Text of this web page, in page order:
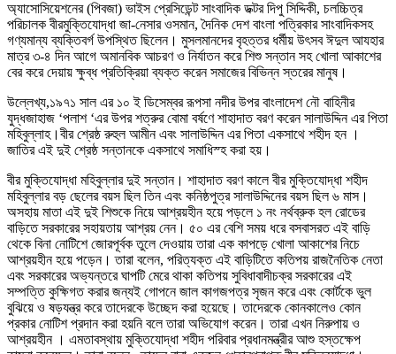
অ্যাসোসিয়েশনের (পিবজা) ভাইস প্রেসিডেন্ট সাংবাদিক ডক্টর দিপু সিদ্দিকী, চলচ্চিত্র
পরিচালক বীরমুক্তিযোদ্ধা জা-নেসার ওসমান, দৈনিক দেশ বাংলা পত্রিকার সাংবাদিকসহ
গণ্যমান্য ব্যক্তিবর্গ উপস্থিত ছিলেন। মুসলমানদের বৃহত্তর ধর্মীয় উৎসব ঈদুল আযহার
মাত্র ৩-৪ দিন আগে অমানবিক আচরণ ও নির্যাতন করে শিশু সন্তান সহ খোলা আকাশের
বের করে দেয়ায় ক্ষুব্ধ প্রতিক্রিয়া ব্যক্ত করেন সমাজের বিভিন্ন স্তরের মানুষ।
উল্লেখ্য,১৯৭১ সাল এর ১০ ই ডিসেম্বর রূপসা নদীর উপর বাংলাদেশ নৌ বাহিনীর
যুদ্ধজাহাজ ‘পলাশ ‘এর উপর শত্রুর বোমা বর্ষণে শাহাদাত বরণ করেন সালাউদ্দিন এর পিতা
মহিবুল্লাহ।বীর শ্রেষ্ঠ রুহুল আমীন এবং সালাউদ্দিন এর পিতা একসাথে শহীদ হন ।
জাতির এই দুই শ্রেষ্ঠ সন্তানকে একসাথে সমাধিস্হ করা হয়।
বীর মুক্তিযোদ্ধা মহিবুল্লার দুই সন্তান। শাহাদাত বরণ কালে বীর মুক্তিযোদ্ধা শহীদ
মহিবুল্লার বড় ছেলের বয়স ছিল তিন এবং কনিষ্ঠপুত্র সালাউদ্দিনের বয়স ছিল ৬ মাস।
অসহায় মাতা এই দুই শিশুকে নিয়ে আশ্রয়হীন হয়ে পড়লে ১ নং নর্থব্রুক হল রোডের
বাড়িতে সরকারের সহায়তায় আশ্রয় নেন। ৫০ এর বেশি সময় ধরে বসবাসরত এই বাড়ি
থেকে বিনা নোটিশে জোরপূর্বক তুলে দেওয়ায় তারা এক কাপড়ে খোলা আকাশের নিচে
আশ্রয়হীন হয়ে পড়েন। তারা বলেন, পরিত্যক্ত এই বাড়িটিতে কতিপয় রাজনৈতিক নেতা
এবং সরকারের অভ্যন্তরে ঘাপটি মেরে থাকা কতিপয় সুবিধাবাদীচক্র সরকারের এই
সম্পত্তি কুক্ষিগত করার জন্যই গোপনে জাল কাগজপত্র সৃজন করে এবং কোর্টকে ভুল
বুঝিয়ে ও ষড়যন্ত্র করে তাদেরকে উচ্ছেদ করা হয়েছে।তাদেরকে কোনকালেও কোন
প্রকার নোটিশ প্রদান করা হয়নি বলে তারা অভিযোগ করেন। তারা এখন নিরুপায় ও
আশ্রয়হীন । এমতাবস্থায় মুক্তিযোদ্ধা শহীদ পরিবার প্রধানমন্ত্রীর আশু হস্তক্ষেপ